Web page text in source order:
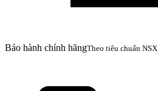
Bảo hành chính hãngTheo tiêu chuẩn NSX